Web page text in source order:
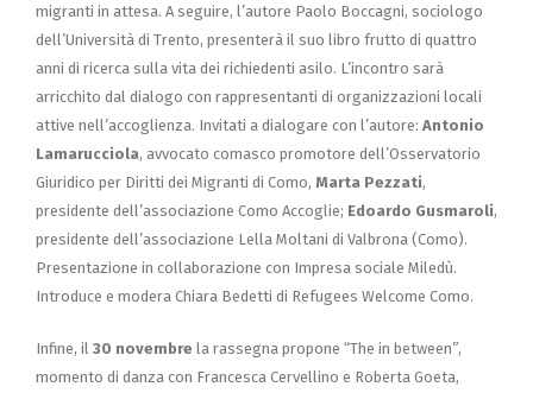
migranti in attesa. A seguire, l’autore Paolo Boccagni, sociologo
dell’Università di Trento, presenterà il suo libro frutto di quattro
anni di ricerca sulla vita dei richiedenti asilo. L’incontro sarà
arricchito dal dialogo con rappresentanti di organizzazioni locali
attive nell’accoglienza. Invitati a dialogare con l’autore: Antonio
Lamarucciola, avvocato comasco promotore dell’Osservatorio
Giuridico per Diritti dei Migranti di Como, Marta Pezzati,
presidente dell’associazione Como Accoglie; Edoardo Gusmaroli,
presidente dell’associazione Lella Moltani di Valbrona (Como).
Presentazione in collaborazione con Impresa sociale Miledù.
Introduce e modera Chiara Bedetti di Refugees Welcome Como.
Infine, il 30 novembre la rassegna propone “The in between”,
momento di danza con Francesca Cervellino e Roberta Goeta,